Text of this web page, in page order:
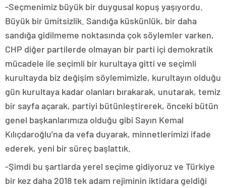
-Seçmenimiz büyük bir duygusal kopuş yaşıyordu.
Büyük bir ümitsizlik. Sandığa küskünlük, bir daha
sandığa gidilmeme noktasında çok söylemler varken,
CHP diğer partilerde olmayan bir parti içi demokratik
mücadele ile seçimli bir kurultaya gitti ve seçimli
kurultayda biz değişim söylemimizle, kurultayın olduğu
gün kurultaya kadar olanları bırakarak, unutarak, temiz
bir sayfa açarak, partiyi bütünleştirerek, önceki bütün
genel başkanlarımıza olduğu gibi Sayın Kemal
Kılıçdaroğlu’na da vefa duyarak, minnetlerimizi ifade
ederek, yeni bir süreç başlattık.
-Şimdi bu şartlarda yerel seçime gidiyoruz ve Türkiye
bir kez daha 2018 tek adam rejiminin iktidara geldiği